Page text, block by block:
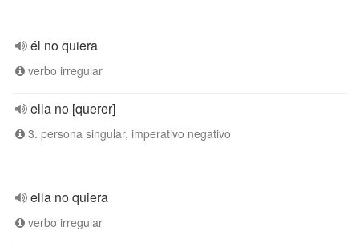
él no quiera
verbo irregular
ella no [querer]
3. persona singular, imperativo negativo
ella no quiera
verbo irregular